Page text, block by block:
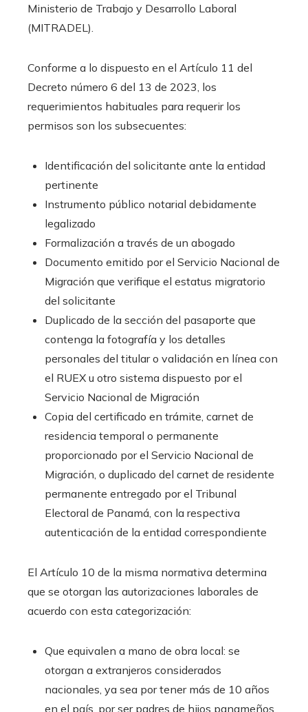
Ministerio de Trabajo y Desarrollo Laboral
(MITRADEL).
Conforme a lo dispuesto en el Artículo 11 del
Decreto número 6 del 13 de 2023, los
requerimientos habituales para requerir los
permisos son los subsecuentes:
Identificación del solicitante ante la entidad
pertinente
Instrumento público notarial debidamente
legalizado
Formalización a través de un abogado
Documento emitido por el Servicio Nacional de
Migración que verifique el estatus migratorio
del solicitante
Duplicado de la sección del pasaporte que
contenga la fotografía y los detalles
personales del titular o validación en línea con
el RUEX u otro sistema dispuesto por el
Servicio Nacional de Migración
Copia del certificado en trámite, carnet de
residencia temporal o permanente
proporcionado por el Servicio Nacional de
Migración, o duplicado del carnet de residente
permanente entregado por el Tribunal
Electoral de Panamá, con la respectiva
autenticación de la entidad correspondiente
El Artículo 10 de la misma normativa determina
que se otorgan las autorizaciones laborales de
acuerdo con esta categorización:
Que equivalen a mano de obra local: se
otorgan a extranjeros considerados
nacionales, ya sea por tener más de 10 años
en el país, por ser padres de hijos panameños